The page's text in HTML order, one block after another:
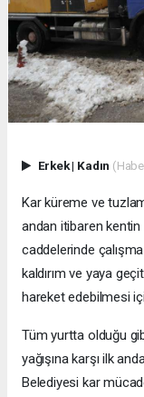
Erkek| Kadın
Kar küreme ve
andan itibaren
caddelerinde
kaldırım ve yaya
hareket edebilmesi
Tüm yurtta olduğu
yağışına karşı ilk
Belediyesi kar